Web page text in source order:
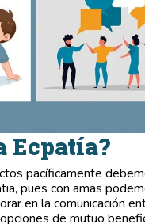
Ecpatía?
pacíficamente
pues con amas
en la comunicación
de mutuo